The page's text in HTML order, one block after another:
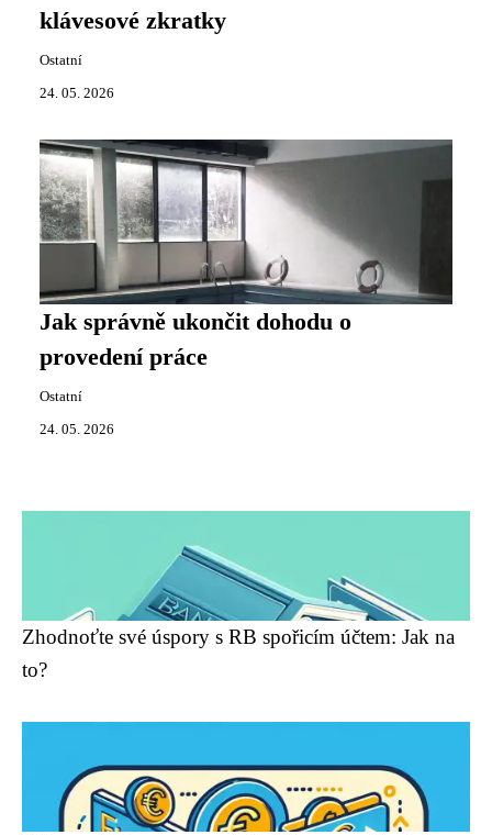
klávesové zkratky
Ostatní
24. 05. 2026
Jak správně ukončit dohodu o
provedení práce
Ostatní
24. 05. 2026
Zhodnoťte své úspory s RB spořicím účtem: Jak na
to?